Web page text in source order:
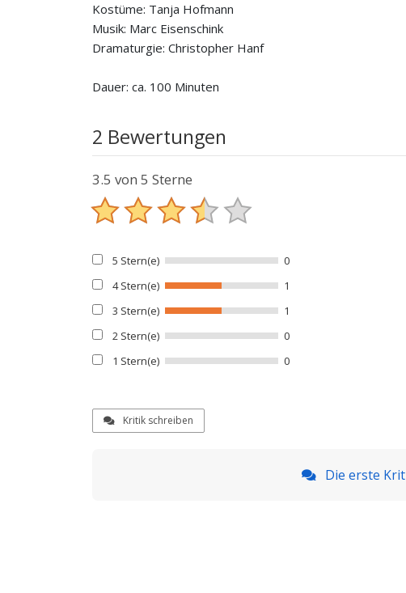
Kostüme: Tanja Hofmann
Musik: Marc Eisenschink
Dramaturgie: Christopher Hanf
Dauer: ca. 100 Minuten
2 Bewertungen
3.5 von 5 Sterne
5 Stern(e)
0
4 Stern(e)
1
3 Stern(e)
1
2 Stern(e)
0
1 Stern(e)
0
Kritik schreiben
Die erste